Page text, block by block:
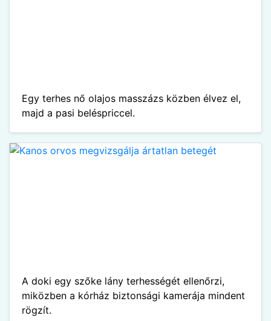
Egy terhes nő olajos masszázs közben élvez el,
majd a pasi beléspriccel.
A doki egy szőke lány terhességét ellenőrzi,
miközben a kórház biztonsági kamerája mindent
rögzít.